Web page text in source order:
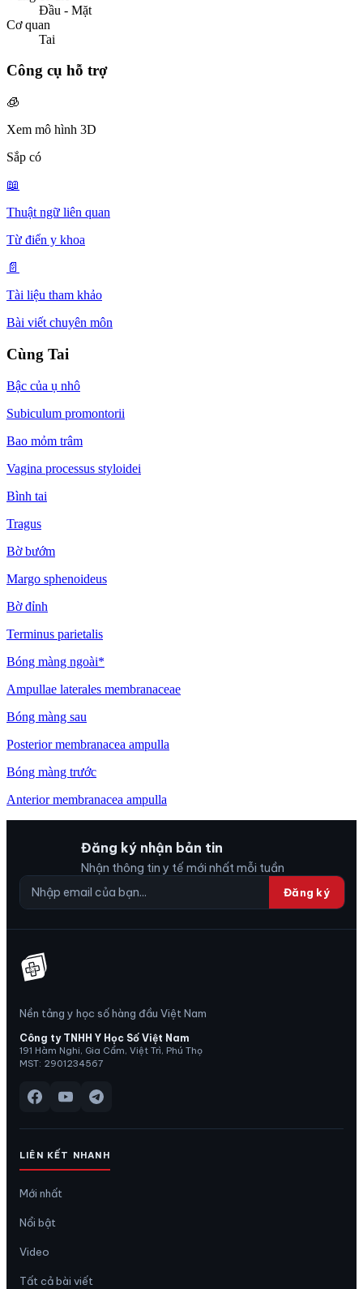
Đầu - Mặt
Cơ quan
Tai
Công cụ hỗ trợ
🧊
Xem mô hình 3D
Sắp có
📖
Thuật ngữ liên quan
Từ điển y khoa
📄
Tài liệu tham khảo
Bài viết chuyên môn
Cùng Tai
Bậc của ụ nhô
Subiculum promontorii
Bao mỏm trâm
Vagina processus styloidei
Bình tai
Tragus
Bờ bướm
Margo sphenoideus
Bờ đỉnh
Terminus parietalis
Bóng màng ngoài*
Ampullae laterales membranaceae
Bóng màng sau
Posterior membranacea ampulla
Bóng màng trước
Anterior membranacea ampulla
Đăng ký nhận bản tin
Nhận thông tin y tế mới nhất mỗi tuần
Đăng ký
Nền tảng y học số hàng đầu Việt Nam
Công ty TNHH Y Học Số Việt Nam
191 Hàm Nghi, Gia Cẩm, Việt Trì, Phú Thọ
MST: 2901234567
LIÊN KẾT NHANH
Mới nhất
Nổi bật
Video
Tất cả bài viết